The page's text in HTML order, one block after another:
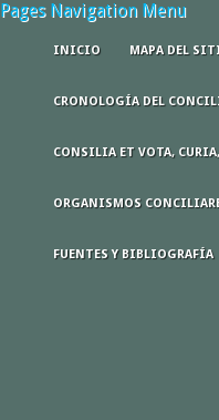
Pages Navigation Menu
INICIO MAPA DEL
CRONOLOGÍA DEL
CONSILIA ET VOTA,
ORGANISMOS
FUENTES Y BIBLIOGRAFÍA